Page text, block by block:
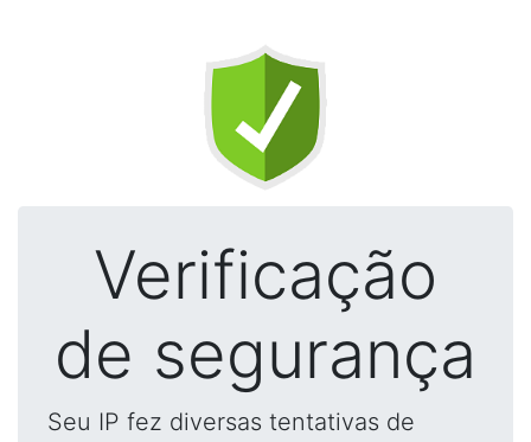
Verificação
de segurança
Seu IP fez diversas tentativas de